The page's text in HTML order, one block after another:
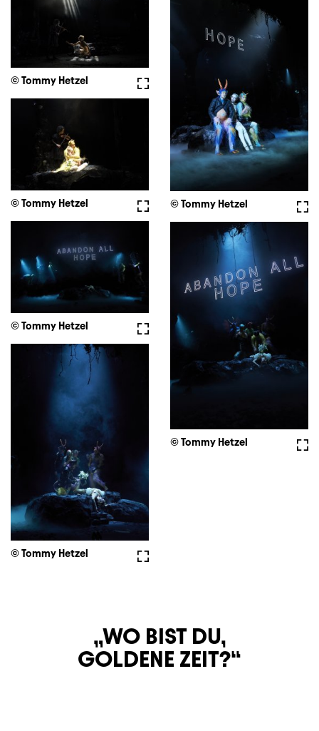
Vollbild
© Tommy Hetzel
© Tommy Hetzel
Vollbild
© Tommy Hetzel
Vollbild
© Tommy Hetzel
© Tommy Hetzel
Vollbild
© Tommy Hetzel
WO BIST DU,
GOLDENE ZEIT?